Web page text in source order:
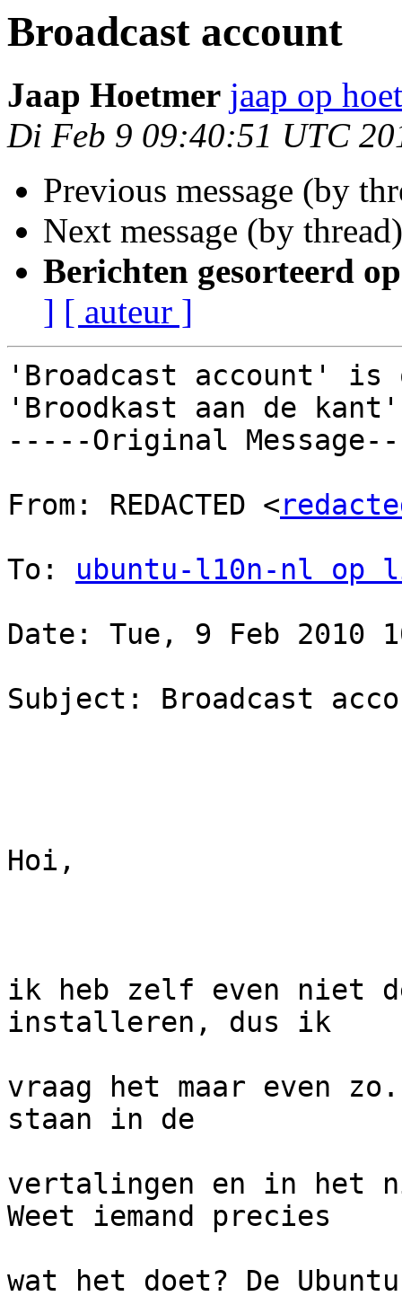
Broadcast account
Jaap Hoetmer jaap op
Di Feb 9 09:40:51 UTC
Previous message (by
Next message (by
Berichten gesorteerd
] [ auteur ]
'Broadcast account' is
'Broodkast aan de
-----Original
From: REDACTED <
To: ubuntu-l10n-nl op
Date: Tue, 9 Feb 2010
Subject: Broadcast
Hoi,
ik heb zelf even niet
installeren, dus ik
vraag het maar even
staan in de
vertalingen en in het
Weet iemand precies